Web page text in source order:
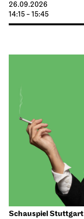
26.09.2026
14:15 - 15:45
Schauspiel Stuttgart